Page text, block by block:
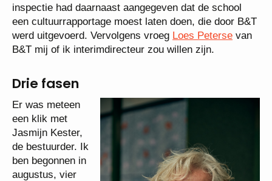
inspectie had daarnaast aangegeven dat de school
een cultuurrapportage moest laten doen, die door B&T
werd uitgevoerd. Vervolgens vroeg Loes Peterse van
B&T mij of ik interimdirecteur zou willen zijn.
Drie fasen
Er was meteen
een klik met
Jasmijn Kester,
de bestuurder. Ik
ben begonnen in
augustus, vier